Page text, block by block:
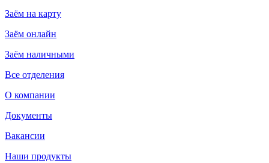
Заём на карту
Заём онлайн
Заём наличными
Все отделения
О компании
Документы
Вакансии
Наши продукты